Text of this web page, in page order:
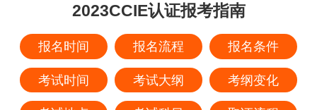
2023CCIE认证报考指南
报名时间 报名流程 报名条件
考试时间 考试大纲 考纲变化